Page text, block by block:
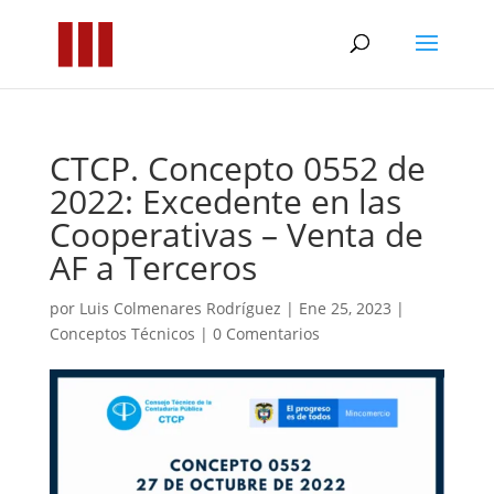
CTCP. Concepto 0552 de
2022: Excedente en las
Cooperativas – Venta de
AF a Terceros
por Luis Colmenares Rodríguez | Ene 25, 2023 |
Conceptos Técnicos | 0 Comentarios